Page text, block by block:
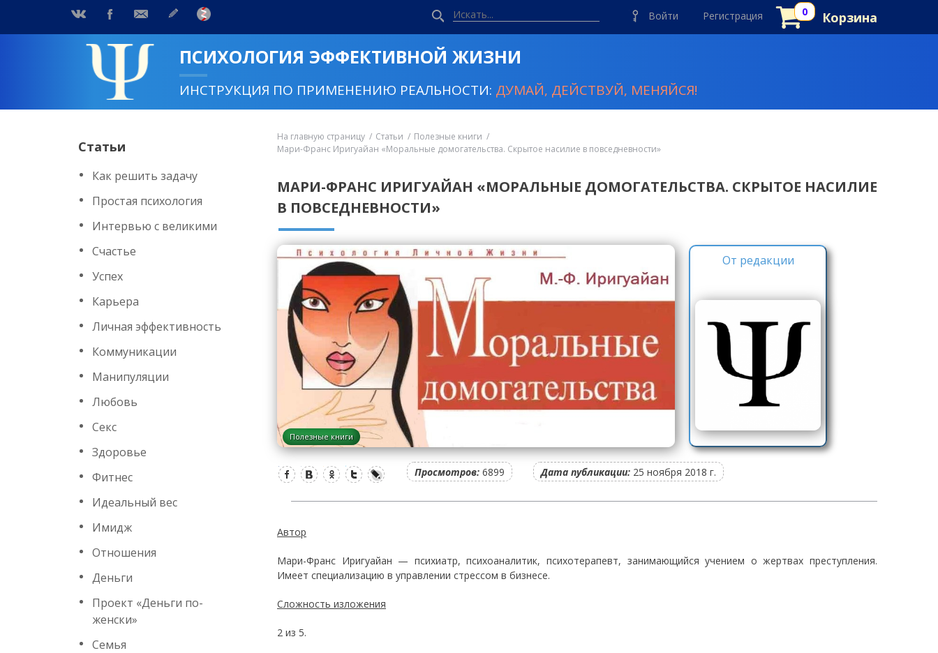
Войти Регистрация Корзина
ПСИХОЛОГИЯ ЭФФЕКТИВНОЙ ЖИЗНИ
ИНСТРУКЦИЯ ПО ПРИМЕНЕНИЮ РЕАЛЬНОСТИ: ДУМАЙ, ДЕЙСТВУЙ, МЕНЯЙСЯ!
Статьи
Как решить задачу
Простая психология
Интервью с великими
Счастье
Успех
Карьера
Личная эффективность
Коммуникации
Манипуляции
Любовь
Секс
Здоровье
Фитнес
Идеальный вес
Имидж
Отношения
Деньги
Проект «Деньги по-
женски»
Семья
На главную страницу Статьи
Полезные книги
Мари-Франс Иригуайан «Моральные домогательства. Скрытое насилие в повседневности»
МАРИ-ФРАНС ИРИГУАЙАН «МОРАЛЬНЫЕ ДОМОГАТЕЛЬСТВА. СКРЫТОЕ НАСИЛИЕ
В ПОВСЕДНЕВНОСТИ»
Полезные книги
От редакции
Просмотров: 6899 Дата публикации: 25 ноября 2018 г.
Автор
Мари-Франс Иригуайан — психиатр, психоаналитик, психотерапевт, занимающийся учением о жертвах преступления.
Имеет специализацию в управлении стрессом в бизнесе.
Сложность изложения
2 из 5.